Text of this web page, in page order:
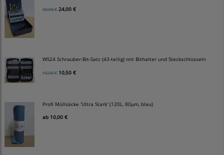
30,00 € 24,00 €
WS24 Schrauber-Bit-Satz (43-teilig) mit Bithalter und Steckschlüsseln
15,00 € 10,50 €
Profi Müllsäcke 'Ultra Stark' (120L, 80µm, blau)
ab 10,00 €